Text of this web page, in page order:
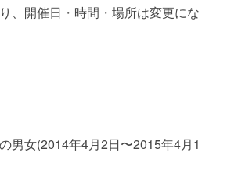
、開催日・時間・場所は変更にな
の男女(2014年4月2日〜2015年4月1